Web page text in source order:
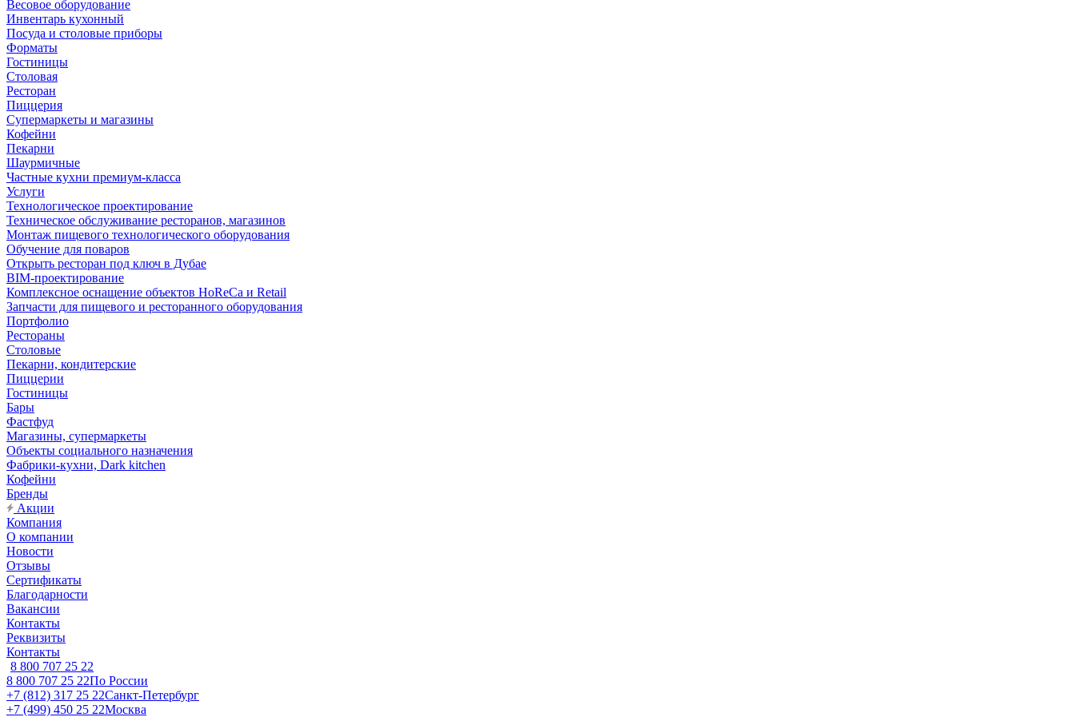
Весовое оборудование
Инвентарь кухонный
Посуда и столовые приборы
Форматы
Гостиницы
Столовая
Ресторан
Пиццерия
Супермаркеты и магазины
Кофейни
Пекарни
Шаурмичные
Частные кухни премиум-класса
Услуги
Технологическое проектирование
Техническое обслуживание ресторанов, магазинов
Монтаж пищевого технологического оборудования
Обучение для поваров
Открыть ресторан под ключ в Дубае
BIM-проектирование
Комплексное оснащение объектов HoReCa и Retail
Запчасти для пищевого и ресторанного оборудования
Портфолио
Рестораны
Столовые
Пекарни, кондитерские
Пиццерии
Гостиницы
Бары
Фастфуд
Магазины, супермаркеты
Объекты социального назначения
Фабрики-кухни, Dark kitchen
Кофейни
Бренды
Акции
Компания
О компании
Новости
Отзывы
Сертификаты
Благодарности
Вакансии
Контакты
Реквизиты
Контакты
8 800 707 25 22
8 800 707 25 22По России
+7 (812) 317 25 22Санкт-Петербург
+7 (499) 450 25 22Москва